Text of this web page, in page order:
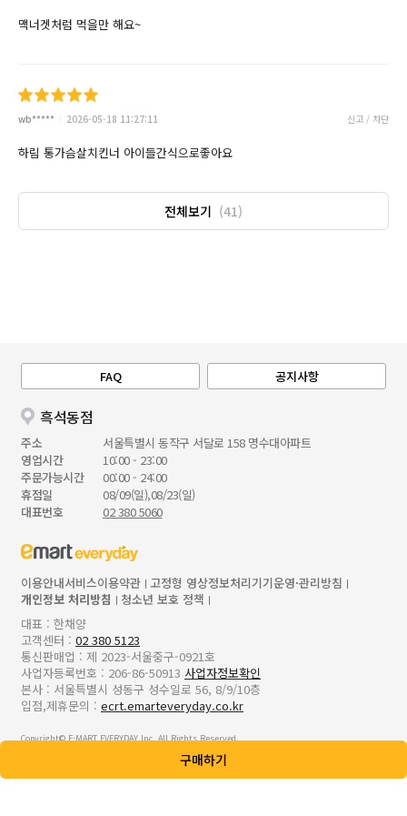
맥너겟처럼 먹을만 해요~
wb***** 2026-05-18 11:27:11 신고 / 차단
하림 통가슴살치킨너 아이들간식으로좋아요
전체보기 (41)
구매하기
FAQ 공지사항
흑석동점
주소
서울특별시 동작구 서달로 158 명수대아파트
영업시간
10:00 - 23:00
주문가능시간
00:00 - 24:00
휴점일
08/09(일),08/23(일)
대표번호
02 380 5060
이용안내서비스이용약관 고정형 영상정보처리기기운영·관리방침
개인정보 처리방침
청소년 보호 정책
대표 : 한채양
고객센터 : 02 380 5123
통신판매업 : 제 2023-서울중구-0921호
사업자등록번호 : 206-86-50913 사업자정보확인
본사 : 서울특별시 성동구 성수일로 56, 8/9/10층
입점,제휴문의 : ecrt.emarteveryday.co.kr
Copyright© E-MART EVERYDAY Inc. All Rights Reserved.